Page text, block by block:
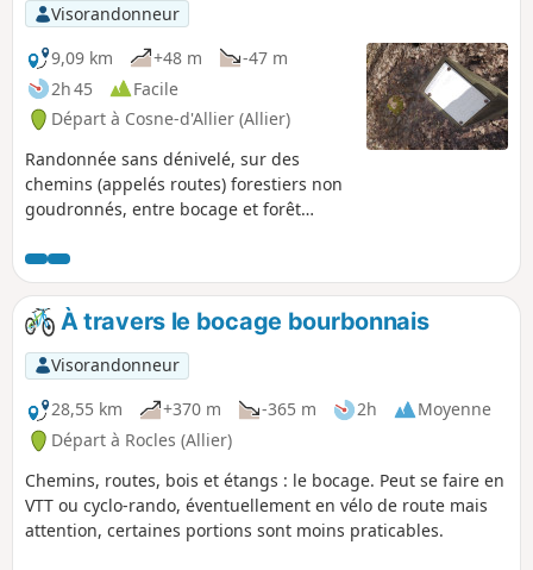
Visorandonneur
9,09 km
+48 m
-47 m
2h 45
Facile
Départ à Cosne-d'Allier (Allier)
Randonnée sans dénivelé, sur des
chemins (appelés routes) forestiers non
goudronnés, entre bocage et forêt
À travers le bocage bourbonnais
Visorandonneur
28,55 km
+370 m -365 m 2h
Moyenne
Départ à Rocles (Allier)
Chemins, routes, bois et étangs : le bocage. Peut se faire en
VTT ou cyclo-rando, éventuellement en vélo de route mais
attention, certaines portions sont moins praticables.